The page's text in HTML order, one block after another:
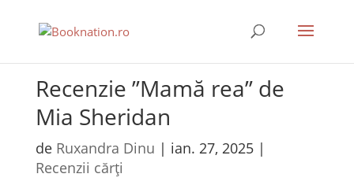
Recenzie ”Mamă rea” de
Mia Sheridan
de Ruxandra Dinu | ian. 27, 2025|
Recenzii cărți